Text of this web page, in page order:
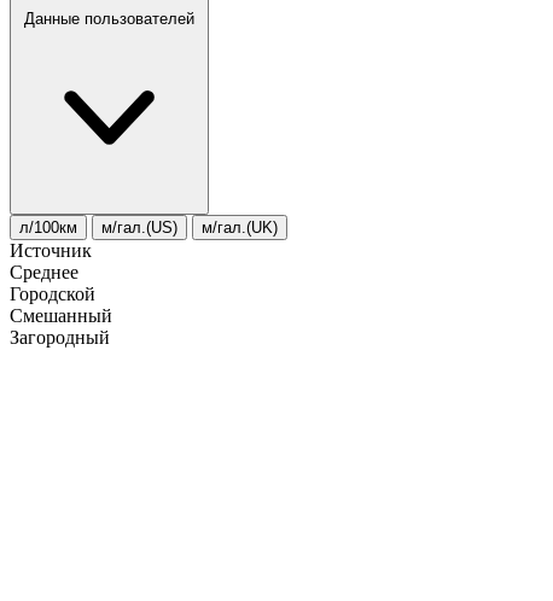
Данные пользователей
л/100км м/гал.(US) м/гал.(UK)
Источник
Среднее
Городской
Смешанный
Загородный